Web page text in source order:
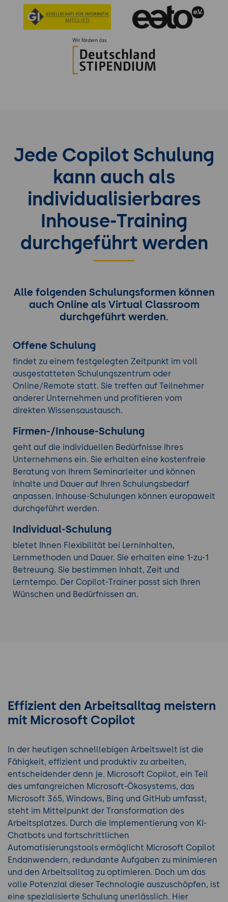
Jede Copilot Schulung
kann auch als
individualisierbares
Inhouse-Training
durchgeführt werden
Alle folgenden Schulungsformen können
auch Online als Virtual Classroom
durchgeführt werden.
Offene Schulung
findet zu einem festgelegten Zeitpunkt im voll
ausgestatteten Schulungszentrum oder
Online/Remote statt. Sie treffen auf Teilnehmer
anderer Unternehmen und profitieren vom
direkten Wissensaustausch.
Firmen-/Inhouse-Schulung
geht auf die individuellen Bedürfnisse Ihres
Unternehmens ein. Sie erhalten eine kostenfreie
Beratung von Ihrem Seminarleiter und können
Inhalte und Dauer auf Ihren Schulungsbedarf
anpassen. Inhouse-Schulungen können europaweit
durchgeführt werden.
Individual-Schulung
bietet Ihnen Flexibilität bei Lerninhalten,
Lernmethoden und Dauer. Sie erhalten eine 1-zu-1
Betreuung. Sie bestimmen Inhalt, Zeit und
Lerntempo. Der Copilot-Trainer passt sich Ihren
Wünschen und Bedürfnissen an.
Effizient den Arbeitsalltag meistern
mit Microsoft Copilot
In der heutigen schnelllebigen Arbeitswelt ist die
Fähigkeit, effizient und produktiv zu arbeiten,
entscheidender denn je. Microsoft Copilot, ein Teil
des umfangreichen Microsoft-Ökosystems, das
Microsoft 365, Windows, Bing und GitHub umfasst,
steht im Mittelpunkt der Transformation des
Arbeitsplatzes. Durch die Implementierung von KI-
Chatbots und fortschrittlichen
Automatisierungstools ermöglicht Microsoft Copilot
Endanwendern, redundante Aufgaben zu minimieren
und den Arbeitsalltag zu optimieren. Doch um das
volle Potenzial dieser Technologie auszuschöpfen, ist
eine spezialisierte Schulung unerlässlich. Hier